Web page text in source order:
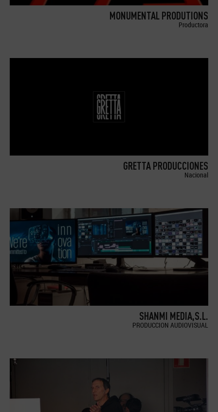
MONUMENTAL PRODUTIONS
Productora
GRETTA PRODUCCIONES
Nacional
SHANMI MEDIA,S.L.
PRODUCCION AUDIOVISUAL